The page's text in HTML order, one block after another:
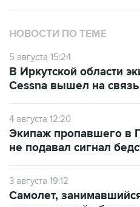
НОВОСТИ ПО ТЕМЕ
5 августа 15:24
В Иркутской области
Cessna вышел на связь
4 августа 12:20
Экипаж пропавшего в
не подавал сигнал
3 августа 19:12
Самолет,